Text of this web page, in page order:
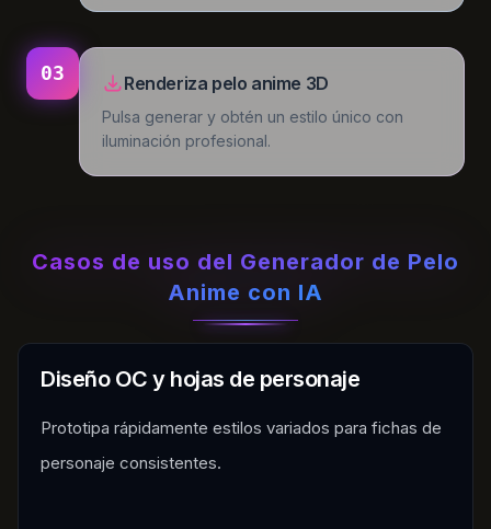
03 Renderiza pelo anime 3D
Pulsa generar y obtén un estilo único con
iluminación profesional.
Casos de uso del Generador de Pelo
Anime con IA
Diseño OC y hojas de personaje
Prototipa rápidamente estilos variados para fichas de
personaje consistentes.